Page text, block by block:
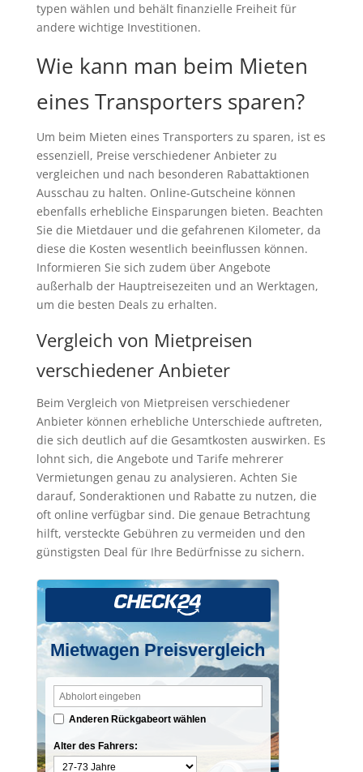
typen wählen und behält finanzielle Freiheit für
andere wichtige Investitionen.
Wie kann man beim Mieten
eines Transporters sparen?
Um beim Mieten eines Transporters zu sparen, ist es
essenziell, Preise verschiedener Anbieter zu
vergleichen und nach besonderen Rabattaktionen
Ausschau zu halten. Online-Gutscheine können
ebenfalls erhebliche Einsparungen bieten. Beachten
Sie die Mietdauer und die gefahrenen Kilometer, da
diese die Kosten wesentlich beeinflussen können.
Informieren Sie sich zudem über Angebote
außerhalb der Hauptreisezeiten und an Werktagen,
um die besten Deals zu erhalten.
Vergleich von Mietpreisen
verschiedener Anbieter
Beim Vergleich von Mietpreisen verschiedener
Anbieter können erhebliche Unterschiede auftreten,
die sich deutlich auf die Gesamtkosten auswirken. Es
lohnt sich, die Angebote und Tarife mehrerer
Vermietungen genau zu analysieren. Achten Sie
darauf, Sonderaktionen und Rabatte zu nutzen, die
oft online verfügbar sind. Die genaue Betrachtung
hilft, versteckte Gebühren zu vermeiden und den
günstigsten Deal für Ihre Bedürfnisse zu sichern.
Mietwagen Preisvergleich
Anderen Rückgabeort wählen
Alter des Fahrers: